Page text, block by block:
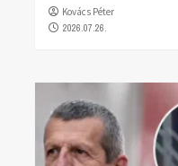
Kovács Péter
2026.07.26.